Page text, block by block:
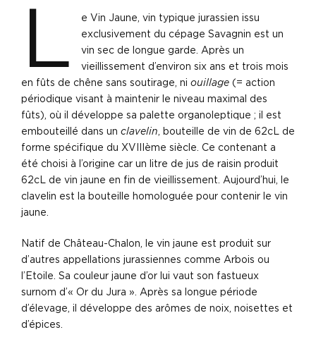
L
e Vin Jaune, vin typique jurassien issu
exclusivement du cépage Savagnin est un
vin sec de longue garde. Après un
vieillissement d’environ six ans et trois mois
en fûts de chêne sans soutirage, ni ouillage (= action
périodique visant à maintenir le niveau maximal des
fûts), où il développe sa palette organoleptique ; il est
embouteillé dans un clavelin, bouteille de vin de 62cL de
forme spécifique du XVIIIème siècle. Ce contenant a
été choisi à l’origine car un litre de jus de raisin produit
62cL de vin jaune en fin de vieillissement. Aujourd’hui, le
clavelin est la bouteille homologuée pour contenir le vin
jaune.
Natif de Château-Chalon, le vin jaune est produit sur
d’autres appellations jurassiennes comme Arbois ou
l’Etoile. Sa couleur jaune d’or lui vaut son fastueux
surnom d’« Or du Jura ». Après sa longue période
d’élevage, il développe des arômes de noix, noisettes et
d’épices.